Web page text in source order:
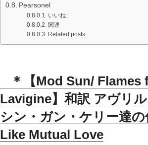
Pearsonel
いいね:
関連
Related posts:
＊【Mod Sun/ Flames
Lavigine】和訳 アヴリ
シン・ガン・ケリー達
Like Mutual Love